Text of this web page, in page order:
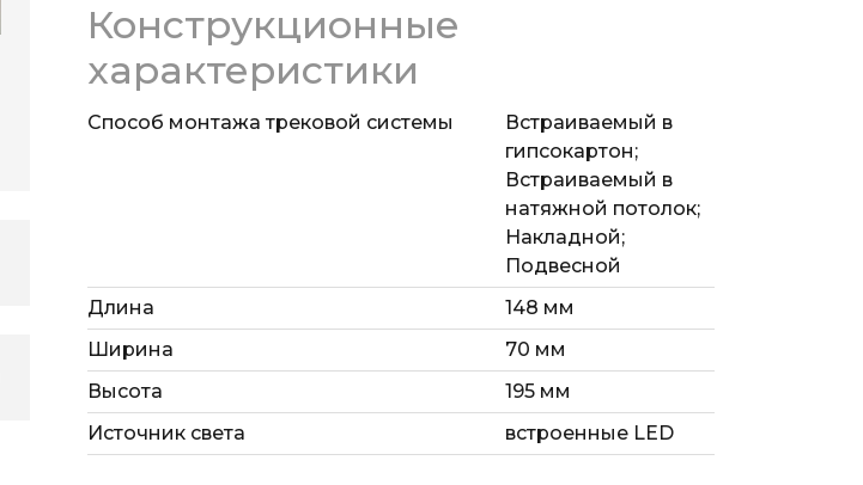
Конструкционные
характеристики
Способ монтажа трековой системы
Встраиваемый в
гипсокартон;
Встраиваемый в
натяжной потолок;
Накладной;
Подвесной
Длина
148 мм
Ширина
70 мм
Высота
195 мм
Источник света
встроенные LED